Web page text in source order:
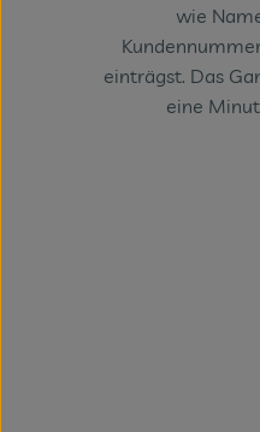
wie
einträgst. Das
eine